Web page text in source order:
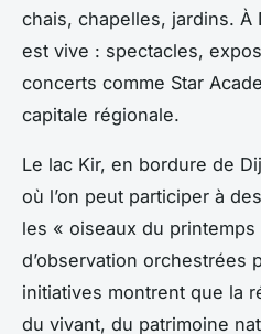
chais, chapelles, jardins.
est vive : spectacles,
concerts comme Star
capitale régionale.
Le lac Kir, en bordure de
où l’on peut participer à
les « oiseaux du
d’observation orchestrées
initiatives montrent que la
du vivant, du patrimoine